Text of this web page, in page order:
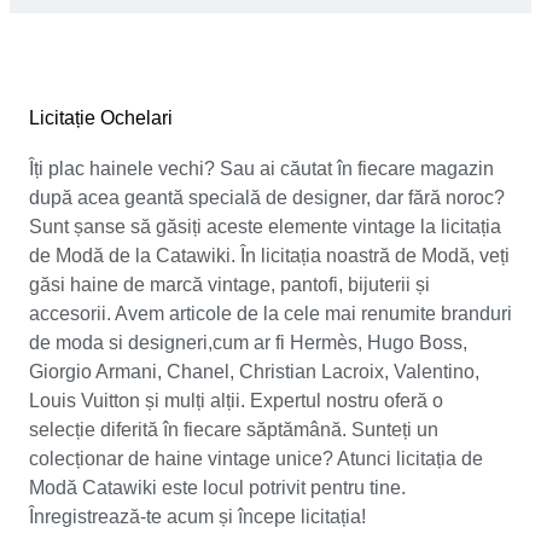
Licitație Ochelari
Îți plac hainele vechi? Sau ai căutat în fiecare magazin
după acea geantă specială de designer, dar fără noroc?
Sunt șanse să găsiți aceste elemente vintage la licitația
de Modă de la Catawiki. În licitația noastră de Modă, veți
găsi haine de marcă vintage, pantofi, bijuterii și
accesorii. Avem articole de la cele mai renumite branduri
de moda si designeri,cum ar fi Hermès, Hugo Boss,
Giorgio Armani, Chanel, Christian Lacroix, Valentino,
Louis Vuitton și mulți alții. Expertul nostru oferă o
selecție diferită în fiecare săptămână. Sunteți un
colecționar de haine vintage unice? Atunci licitația de
Modă Catawiki este locul potrivit pentru tine.
Înregistrează-te acum și începe licitația!